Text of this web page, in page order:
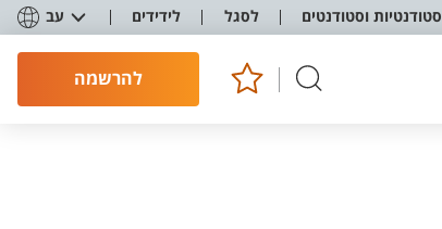
סטודנטיות וסטודנטים לסגל לידידים עב
להרשמה